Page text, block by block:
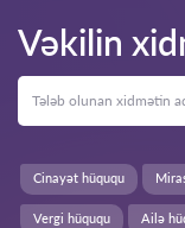
Vəkilin
Ailə
Cinayət hüququ
Vergi hüququ